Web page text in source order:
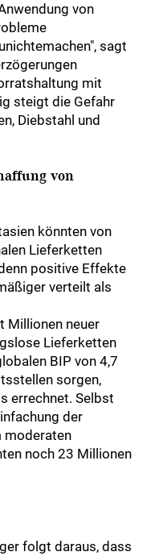
von
sagt
mit
steigt die Gefahr
Diebstahl und
von
könnten von
Lieferketten
positive Effekte
verteilt als
Millionen neuer
Lieferketten
BIP von 4,7
sorgen,
errechnet. Selbst
der
moderaten
noch 23 Millionen
folgt daraus, dass